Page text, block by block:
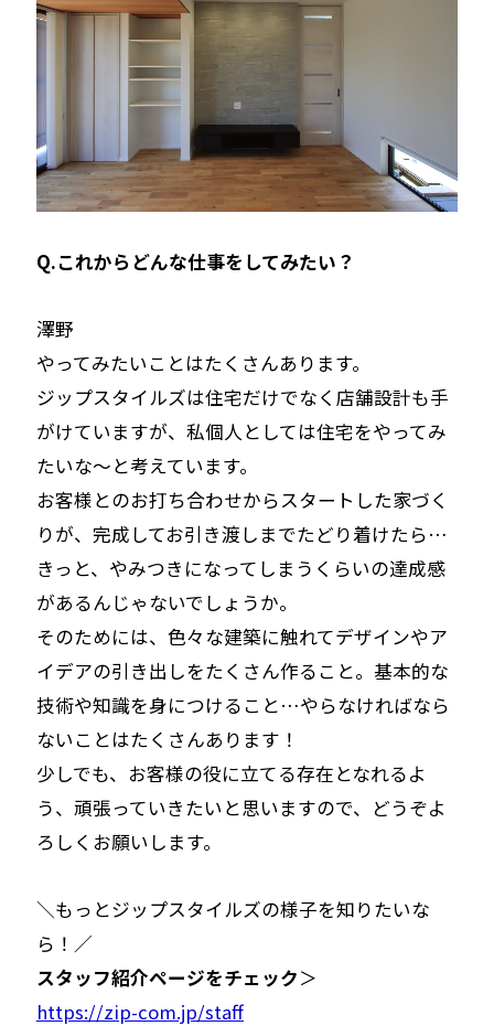
Q.これからどんな仕事をしてみたい？
――澤野
やってみたいことはたくさんあります。
ジップスタイルズは住宅だけでなく店舗設計も手
がけていますが、私個人としては住宅をやってみ
たいな〜と考えています。
お客様とのお打ち合わせからスタートした家づく
りが、完成してお引き渡しまでたどり着けたら…
きっと、やみつきになってしまうくらいの達成感
があるんじゃないでしょうか。
そのためには、色々な建築に触れてデザインやア
イデアの引き出しをたくさん作ること。基本的な
技術や知識を身につけること…やらなければなら
ないことはたくさんあります！
少しでも、お客様の役に立てる存在となれるよ
う、頑張っていきたいと思いますので、どうぞよ
ろしくお願いします。
＼もっとジップスタイルズの様子を知りたいな
ら！／
スタッフ紹介ページをチェック＞
https://zip-com.jp/staff